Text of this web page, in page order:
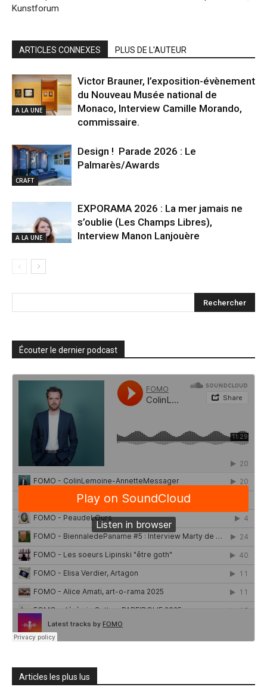
Kunstforum
ARTICLES CONNEXES PLUS DE L'AUTEUR
A LA UNE
Victor Brauner, l’exposition-évènement
du Nouveau Musée national de
Monaco, Interview Camille Morando,
commissaire.
CRAFT
Design ! Parade 2026 : Le
Palmarès/Awards
A LA UNE
EXPORAMA 2026 : La mer jamais ne
s’oublie (Les Champs Libres),
Interview Manon Lanjouère
Écouter le dernier podcast
Articles les plus lus